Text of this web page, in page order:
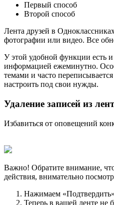
Первый способ
Второй способ
Лента друзей в
фотографии или видео. Все
У этой удобной функции есть
информацией ежеминутно.
темами и часто
настроить под свои нужды.
Удаление записей из
Избавиться от оповещений
Важно! Обратите внимание,
действия, внимательно
Нажимаем
Теперь в вашей ленте не